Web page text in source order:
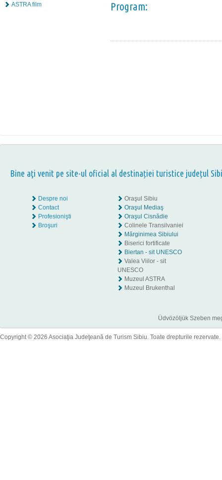
ASTRA film
Program:
Bine aţi venit pe site-ul oficial al destinației turistice județul
Despre noi
Contact
Profesionişti
Broşuri
Oraşul Sibiu
Oraşul Mediaş
Oraşul Cisnădie
Colinele Transilvaniei
Mărginimea Sibiului
Biserici fortificate
Biertan - sit UNESCO
Valea Viilor - sit
UNESCO
Muzeul ASTRA
Muzeul Brukenthal
Üdvözöljük Szeben
Copyright © 2026 Asociaţia Judeţeană de Turism Sibiu. Toate drepturile rezervate.